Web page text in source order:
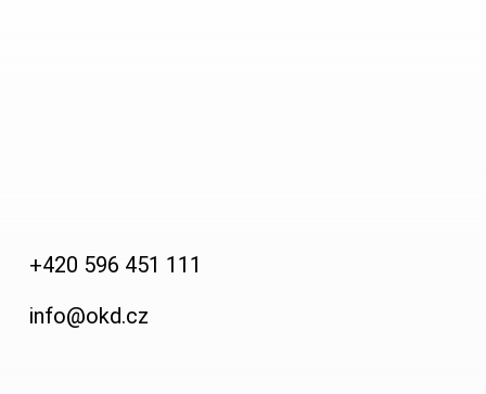
+420 596 451 111
info@okd.cz